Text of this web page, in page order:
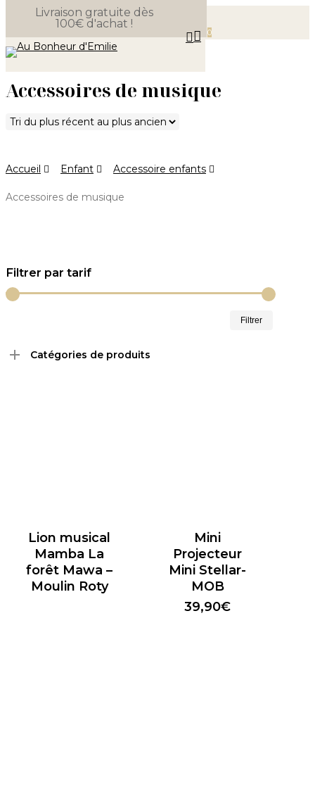
main
content
Livraison gratuite dès
100€ d'achat !
search
0
Cart
Accessoires de musique
Accueil Enfant Accessoire enfants
Accessoires de musique
Filtrer par tarif
Filtrer
Catégories de produits
Lion musical
Mamba La
forêt Mawa –
Moulin Roty
Mini
Projecteur
Mini Stellar-
MOB
39,90€